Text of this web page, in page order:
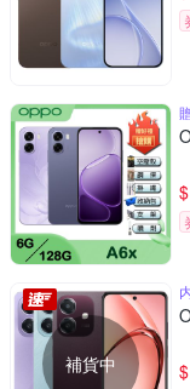
$
補貨中 $